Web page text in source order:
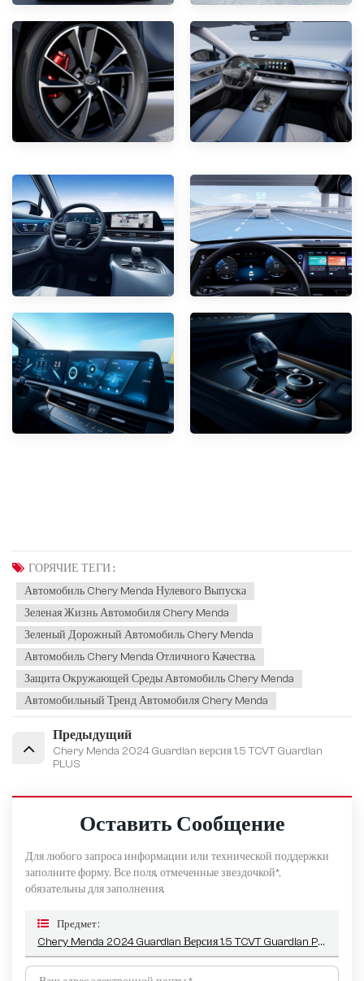
ГОРЯЧИЕ ТЕГИ :
Автомобиль Chery Menda Нулевого Выпуска
Зеленая Жизнь Автомобиля Chery Menda
Зеленый Дорожный Автомобиль Chery Menda
Автомобиль Chery Menda Отличного Качества.
Защита Окружающей Среды Автомобиль Chery Menda
Автомобильный Тренд Автомобиля Chery Menda
Предыдущий
Chery Menda 2024 Guardian версия 1.5 TCVT Guardian
PLUS
Оставить Сообщение
Для любого запроса информации или технической поддержки
заполните форму. Все поля, отмеченные звездочкой*,
обязательны для заполнения.
Предмет :
Chery Menda 2024 Guardian Версия 1.5 TCVT Guardian PRO